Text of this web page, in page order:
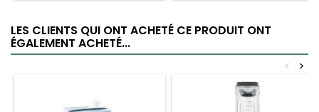
LES CLIENTS QUI ONT ACHETÉ CE PRODUIT ONT
ÉGALEMENT ACHETÉ...
>
<